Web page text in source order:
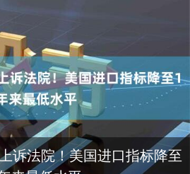
诉法院！美国进口指标降至